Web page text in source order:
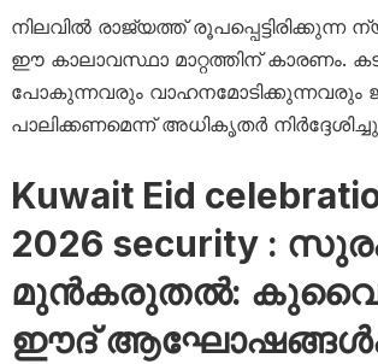
നിലവിൽ രാജ്യത്ത് രൂപപ്പെട്ടിരിക്കുന്ന
ഈ കാലാവസ്ഥാ മാറ്റത്തിന് കാരണം.
പോകുന്നവരും വാഹനമോടിക്കുന്നവരും
പാലിക്കണമെന്ന് അധികൃതർ
Kuwait Eid
2026 security :
മുൻകരുതൽ:
ഈദ്